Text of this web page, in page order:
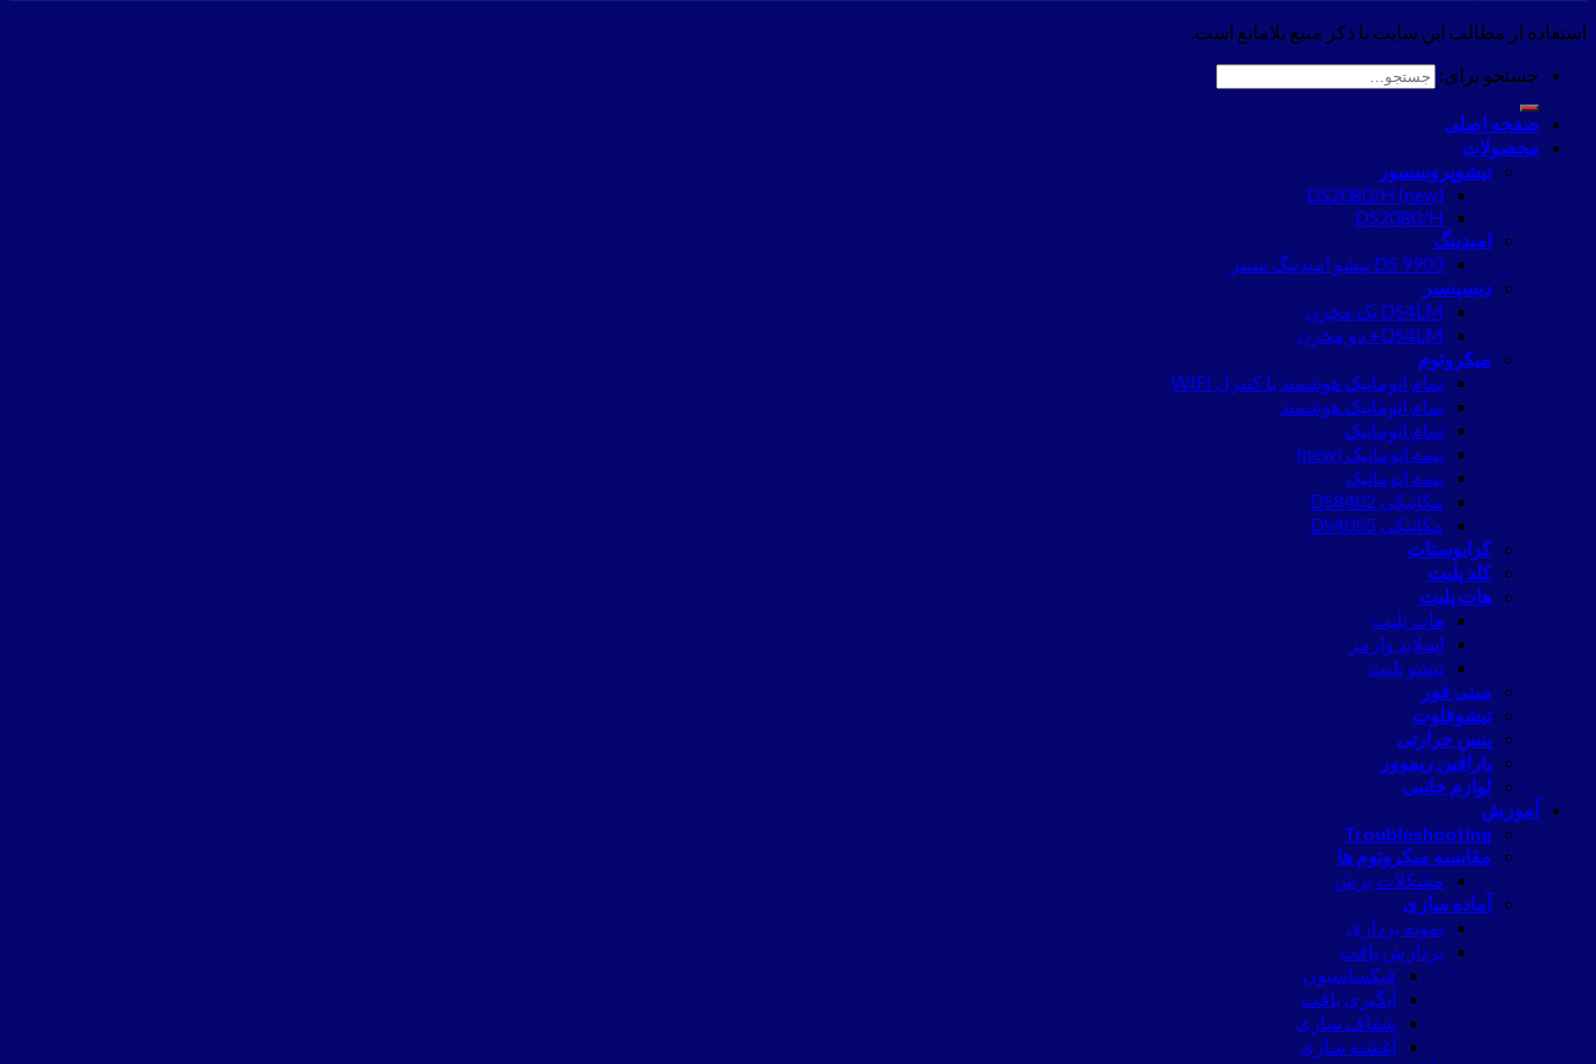
استفاده از مطالب این سایت با ذکر منبع بلامانع است.
جستجو برای:
صفحه اصلی
محصولات
تیشوپروسسور
DS2080/H (new)
DS2080/H
امبدینگ
DS 9903 تیشو امبدینگ سنتر
دیسپنسر
DS4LM تک مخزن
DS4LM+ دو مخزن
میکروتوم
تمام اتوماتیک هوشمند با کنترل WIFI
تمام اتوماتیک هوشمند
تمام اتوماتیک
نیمه اتوماتیک (new)
نیمه اتوماتیک
مکانیکی DS8402
مکانیکی DS4055
کرایوستات
کلد پلیت
هات پلیت
هات پلیت
اسلاید وارمر
تیشو پلیت
مینی فور
تیشوفلوت
پنس حرارتی
پارافین ریموور
لوازم جانبی
آموزش
Troubleshooting
مقایسه میکروتوم ها
مشکلات برش
آماده سازی
نمونه برداری
پردازش بافت
فیکساسیون
آبگیری بافت
شفاف سازی
آغشته سازی